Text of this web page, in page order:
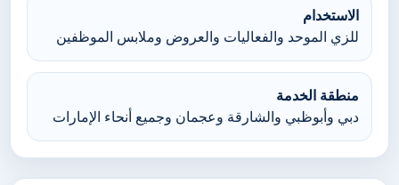
الاستخدام
للزي الموحد والفعاليات والعروض وملابس الموظفين
منطقة الخدمة
دبي وأبوظبي والشارقة وعجمان وجميع أنحاء الإمارات